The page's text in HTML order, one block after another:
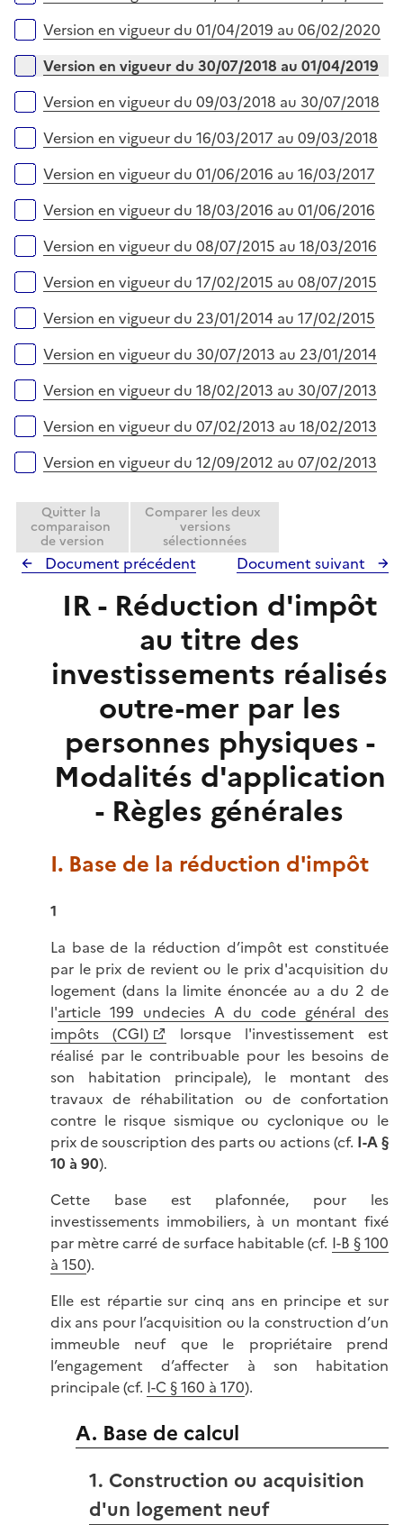
Version en vigueur du 01/04/2019 au 06/02/2020
Version en vigueur du 30/07/2018 au 01/04/2019
Version en vigueur du 09/03/2018 au 30/07/2018
Version en vigueur du 16/03/2017 au 09/03/2018
Version en vigueur du 01/06/2016 au 16/03/2017
Version en vigueur du 18/03/2016 au 01/06/2016
Version en vigueur du 08/07/2015 au 18/03/2016
Version en vigueur du 17/02/2015 au 08/07/2015
Version en vigueur du 23/01/2014 au 17/02/2015
Version en vigueur du 30/07/2013 au 23/01/2014
Version en vigueur du 18/02/2013 au 30/07/2013
Version en vigueur du 07/02/2013 au 18/02/2013
Version en vigueur du 12/09/2012 au 07/02/2013
Quitter la
comparaison
de version
Comparer les deux
versions
sélectionnées
Document précédent Document suivant
IR - Réduction d'impôt
au titre des
investissements réalisés
outre-mer par les
personnes physiques -
Modalités d'application
- Règles générales
I. Base de la réduction d'impôt
1
La base de la réduction d’impôt est constituée
par le prix de revient ou le prix d'acquisition du
logement (dans la limite énoncée au a du 2 de
l'article 199 undecies A du code général des
impôts (CGI)
lorsque l'investissement est
réalisé par le contribuable pour les besoins de
son habitation principale), le montant des
travaux de réhabilitation ou de confortation
contre le risque sismique ou cyclonique ou le
prix de souscription des parts ou actions (cf. I-A §
10 à 90).
Cette base est plafonnée, pour les
investissements immobiliers, à un montant fixé
par mètre carré de surface habitable (cf. I-B § 100
à 150).
Elle est répartie sur cinq ans en principe et sur
dix ans pour l’acquisition ou la construction d’un
immeuble neuf que le propriétaire prend
l’engagement d’affecter à son habitation
principale (cf. I-C § 160 à 170).
A. Base de calcul
1. Construction ou acquisition
d'un logement neuf